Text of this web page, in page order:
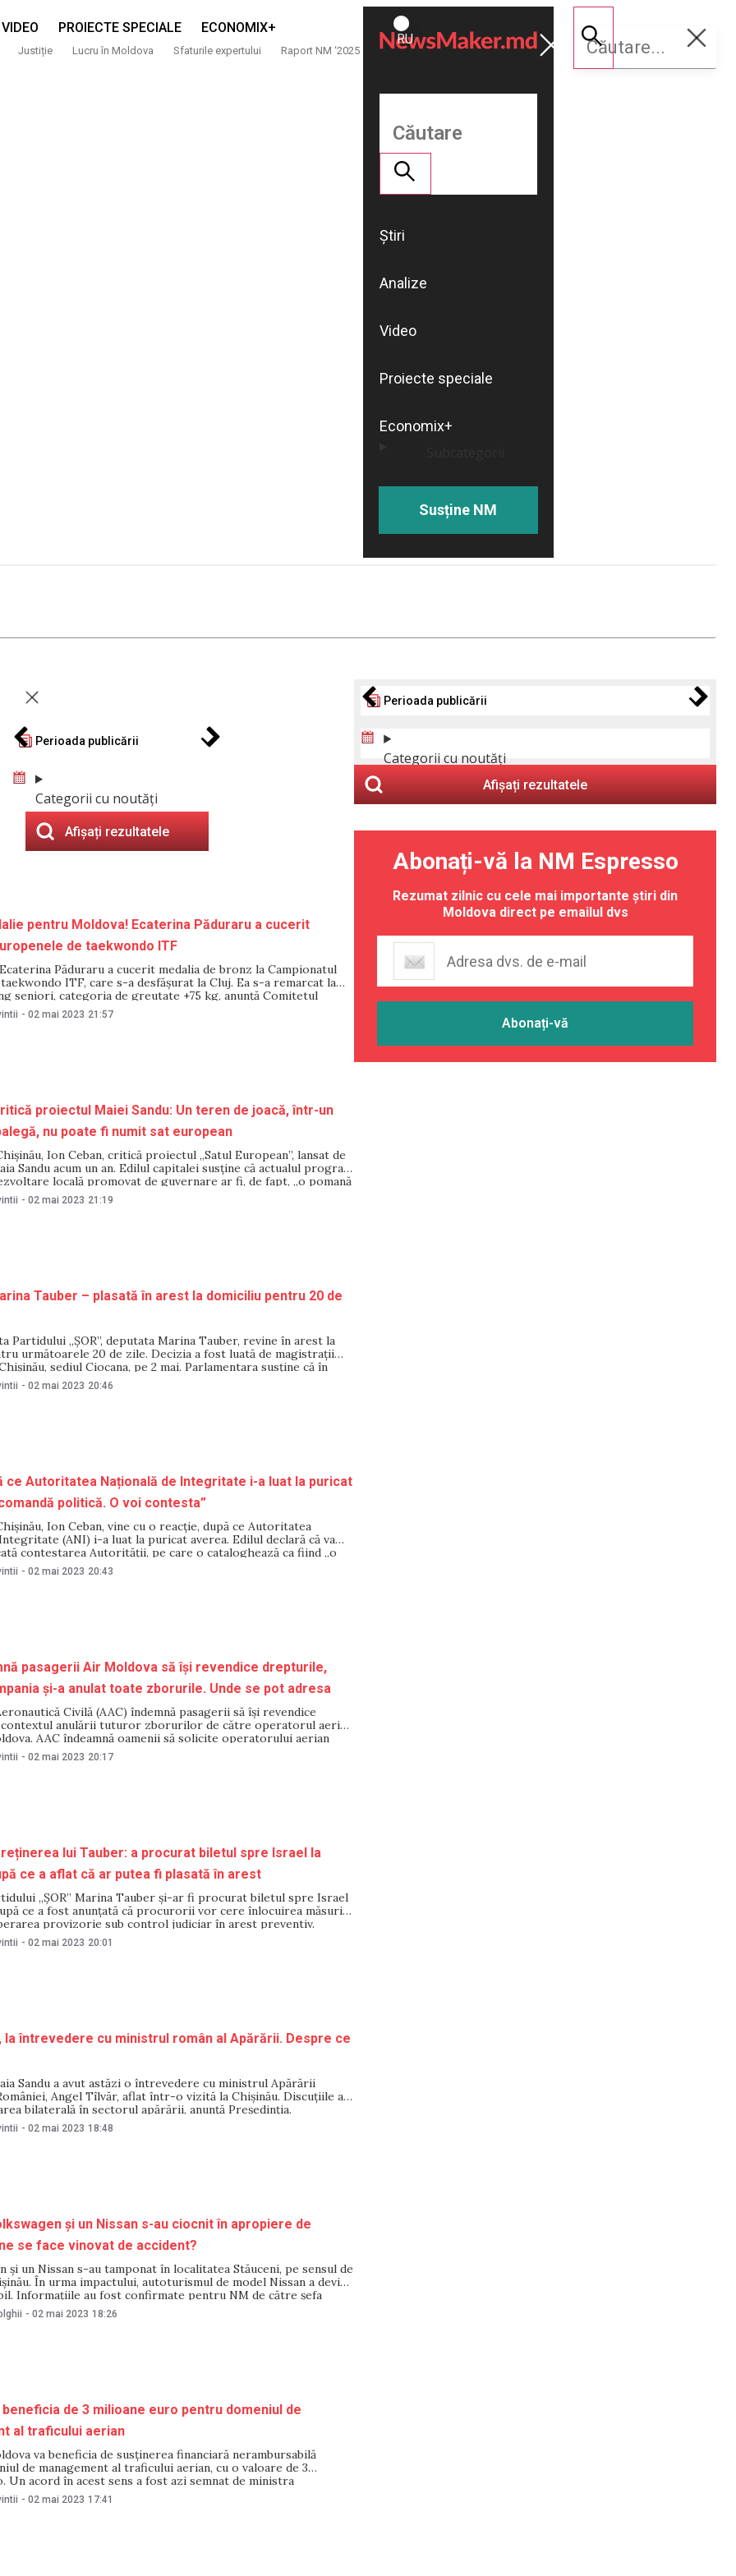
VIDEO PROIECTE SPECIALE ECONOMIX+
Justiție Lucru în Moldova Sfaturile expertului Raport NM ‘2025
ROMÂNĂ
RU
Susține
NM
Știri
Analize
Video
Proiecte speciale
Economix+
Susține NM
Perioada publicării
Categorii cu noutăți
Afișați rezultatele
pentru Moldova! Ecaterina Păduraru a cucerit
de taekwondo ITF
Păduraru a cucerit medalia de bronz la Campionatul
ITF, care s-a desfășurat la Cluj. Ea s-a remarcat la
seniori, categoria de greutate +75 kg, anunță Comitetul
și Sportiv. Anterior, sportiva Ecaterina Păduraru a fost
la Cupa Mondială din
- 02 mai 2023 21:57
proiectul Maiei Sandu: Un teren de joacă, într-un
nu poate fi numit sat european
Ion Ceban, critică proiectul „Satul European”, lansat de
Sandu acum un an. Edilul capitalei susține că actualul program
locală promovat de guvernare ar fi, de fapt, „o pomană
o tentativă de „a manipula” cu opinia publică înainte de alegeri.
- 02 mai 2023 21:19
Tauber – plasată în arest la domiciliu pentru 20 de
Partidului „ȘOR”, deputata Marina Tauber, revine în arest la
următoarele 20 de zile. Decizia a fost luată de magistrații
sediul Ciocana, pe 2 mai. Parlamentara susține că în
sale, pe care o cataloghează ca fiind una ilegală”, ar sta o
„Nu
- 02 mai 2023 20:46
ce Autoritatea Națională de Integritate i-a luat la puricat
politică. O voi contesta”
Ion Ceban, vine cu o reacție, după ce Autoritatea
(ANI) i-a luat la puricat averea. Edilul declară că va
contestarea Autorității, pe care o cataloghează ca fiind „o
„Nu este vorba de mașinile scumpe, nu am vile peste
- 02 mai 2023 20:43
pasagerii Air Moldova să își revendice drepturile,
și-a anulat toate zborurile. Unde se pot adresa
Civilă (AAC) îndemnă pasagerii să își revendice
anulării tuturor zborurilor de către operatorul aerian
AAC îndeamnă oamenii să solicite operatorului aerian
costului biletelor, iar în cazul în care întâmpină dificultăți sau li
costului biletelor de avion, să solicite
- 02 mai 2023 20:17
lui Tauber: a procurat biletul spre Israel la
ce a aflat că ar putea fi plasată în arest
„ȘOR” Marina Tauber și-ar fi procurat biletul spre Israel
ce a fost anunțată că procurorii vor cere înlocuirea măsurii
provizorie sub control judiciar în arest preventiv.
fost făcute de șefa Procuraturii Anticorupție, Veronica
de caz în cadrul
- 02 mai 2023 20:01
la întrevedere cu ministrul român al Apărării. Despre ce
Sandu a avut astăzi o întrevedere cu ministrul Apărării
Angel Tîlvăr, aflat într-o vizită la Chișinău. Discuțiile au
bilaterală în sectorul apărării, anunță Președinția.
lucrează pentru menținerea păcii și a democrației în
iar România este un partener strategic cu
- 02 mai 2023 18:48
și un Nissan s-au ciocnit în apropiere de
se face vinovat de accident?
și un Nissan s-au tamponat în localitatea Stăuceni, pe sensul de
În urma impactului, autoturismul de model Nissan a deviat
Informațiile au fost confirmate pentru NM de către șefa
presă a Poliției capitalei, Natalia Stati. Apelul la Serviciul 112 a
- 02 mai 2023 18:26
de 3 milioane euro pentru domeniul de
al traficului aerian
va beneficia de susținerea financiară nerambursabilă
de management al traficului aerian, cu o valoare de 3
Un acord în acest sens a fost azi semnat de ministra
Lilia Dabija, și reprezentantul Organizației europene pentru
aeriene (EUROCONTROL). Potrivit MIDR, fondul de
- 02 mai 2023 17:41
Perioada publicării
Categorii cu noutăți
Afișați rezultatele
Abonați-vă la NM Espresso
Rezumat zilnic cu cele mai importante știri din
Moldova direct pe emailul dvs